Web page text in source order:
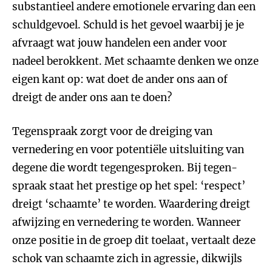
substantieel andere emotionele ervaring dan een
schuldgevoel. Schuld is het gevoel waarbij je je
afvraagt wat jouw handelen een ander voor
nadeel berokkent. Met schaamte denken we onze
eigen kant op: wat doet de ander ons aan of
dreigt de ander ons aan te doen?
Tegenspraak zorgt voor de dreiging van
vernedering en voor potentiële uitsluiting van
degene die wordt tegengesproken. Bij tegen­
spraak staat het prestige op het spel: ‘respect’
dreigt ‘schaamte’ te worden. Waardering dreigt
afwijzing en vernedering te worden. Wanneer
onze positie in de groep dit toelaat, vertaalt deze
schok van schaamte zich in agressie, dikwijls